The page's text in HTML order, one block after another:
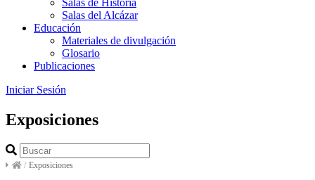
Salas de Historia
Salas del Alcázar
Educación
Materiales de divulgación
Glosario
Publicaciones
Iniciar Sesión
Exposiciones
/ Exposiciones